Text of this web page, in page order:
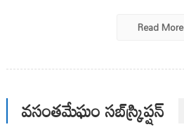
Read More
వసంతమేఘం సబ్‌స్క్రిప్షన్